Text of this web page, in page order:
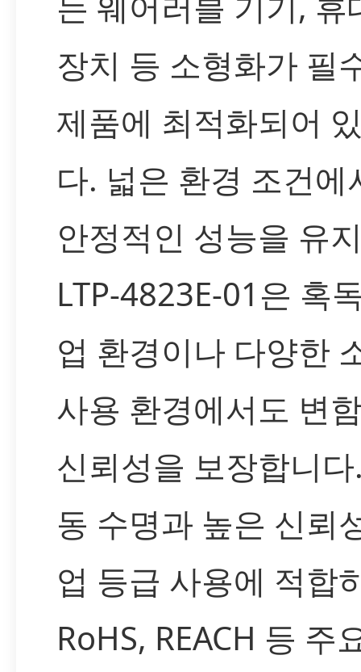
장치 등 소형화가 필
제품에 최적화되어
다. 넓은 환경 조건에
안정적인 성능을 유
LTP-4823E-01은 혹
업 환경이나 다양한
사용 환경에서도 변
신뢰성을 보장합니
동 수명과 높은 신뢰
업 등급 사용에 적합
RoHS, REACH 등 주